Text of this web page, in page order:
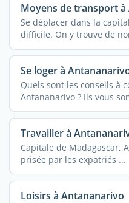
Moyens de transport
Se déplacer dans la
difficile. On y trouve de
Se loger à
Quels sont les conseils à
Antananarivo ? Ils vous
Travailler à
Capitale de Madagascar,
prisée par les expatriés ...
Loisirs à Antananarivo